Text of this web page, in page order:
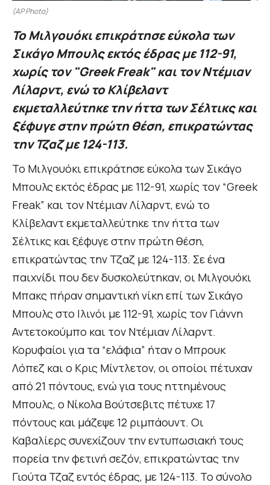
(AP Photo)
Το Μιλγουόκι επικράτησε εύκολα των
Σικάγο Μπουλς εκτός έδρας με 112-91,
χωρίς τον "Greek Freak" και τον Ντέμιαν
Λίλαρντ, ενώ το Κλίβελαντ
εκμεταλλεύτηκε την ήττα των Σέλτικς και
ξέφυγε στην πρώτη θέση, επικρατώντας
την Τζαζ με 124-113.
Το Μιλγουόκι επικράτησε εύκολα των Σικάγο
Μπουλς εκτός έδρας με 112-91, χωρίς τον “Greek
Freak” και τον Ντέμιαν Λίλαρντ, ενώ το
Κλίβελαντ εκμεταλλεύτηκε την ήττα των
Σέλτικς και ξέφυγε στην πρώτη θέση,
επικρατώντας την Τζαζ με 124-113. Σε ένα
παιχνίδι που δεν δυσκολεύτηκαν, οι Μιλγουόκι
Μπακς πήραν σημαντική νίκη επί των Σικάγο
Μπουλς στο Ιλινόι με 112-91, χωρίς τον Γιάννη
Αντετοκούμπο και τον Ντέμιαν Λίλαρντ.
Κορυφαίοι για τα “ελάφια” ήταν ο Μπρουκ
Λόπεζ και ο Κρις Μίντλετον, οι οποίοι πέτυχαν
από 21 πόντους, ενώ για τους ηττημένους
Μπουλς, ο Νίκολα Βούτσεβιτς πέτυχε 17
πόντους και μάζεψε 12 ριμπάουντ. Οι
Καβαλίερς συνεχίζουν την εντυπωσιακή τους
πορεία την φετινή σεζόν, επικρατώντας την
Γιούτα Τζαζ εντός έδρας, με 124-113. Το σύνολο